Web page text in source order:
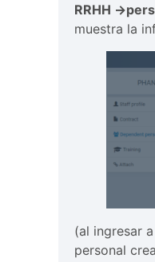
RRHH -
muestra la
(al ingresar
personal